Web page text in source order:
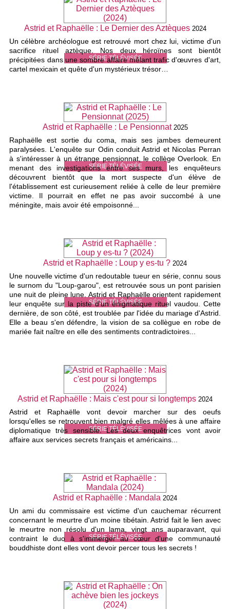
SÉRIE TÉLÉVISÉE
Astrid et Raphaëlle : Le Dernier des Aztèques 2024
Un célèbre archéologue est retrouvé mort chez lui, victime d'un
sacrifice rituel aztèque. Nos deux héroïnes sont bientôt
précipitées dans une sombre affaire mêlant trafic d'œuvres d'art,
cartel mexicain et quête d'un mystérieux trésor…
SÉRIE TÉLÉVISÉE
Astrid et Raphaëlle : Le Pensionnat 2025
Raphaëlle est sortie du coma, mais ses jambes demeurent
paralysées. L'enquête sur Odin conduit Astrid et Nicolas Perran
à s'intéresser à un étrange pensionnat, le collège Overlook. En
menant des investigations entre ses murs, les enquêteurs
découvrent bientôt que la mort suspecte d'un élève de
l'établissement est curieusement reliée à celle de leur première
victime. Il pourrait en effet ne pas avoir succombé à une
méningite, mais avoir été empoisonné...
SÉRIE TÉLÉVISÉE
Astrid et Raphaëlle : Loup y es-tu ? 2024
Une nouvelle victime d'un redoutable tueur en série, connu sous
le surnom du "Loup-garou", est retrouvée sous un pont parisien
une nuit de pleine lune. Astrid et Raphaëlle orientent rapidement
leur enquête sur la piste d'un énigmatique rituel vaudou. Cette
dernière, de son côté, est troublée par l'idée du mariage d'Astrid.
Elle a beau s'en défendre, la vision de sa collègue en robe de
mariée fait naître en elle des sentiments contradictoires...
SÉRIE TÉLÉVISÉE
Astrid et Raphaëlle : Mais c'est pour si longtemps 2024
Astrid et Raphaëlle vont devoir marcher sur des oeufs
lorsqu'elles se retrouvent bien malgré elles mêlées à une affaire
diplomatique très sensible. Les deux enquêtrices vont avoir
affaire aux services secrets français et américains...
SÉRIE TÉLÉVISÉE
Astrid et Raphaëlle : Mandala 2024
Un ami du commissaire est victime d'un cauchemar récurrent
concernant le meurtre d'un moine tibétain. Astrid fait le lien avec
le meurtre non résolu d'un lama, vingt ans auparavant, qui
contraint le duo à s'immerger au cœur d'une communauté
bouddhiste dont elles vont devoir percer tous les secrets !